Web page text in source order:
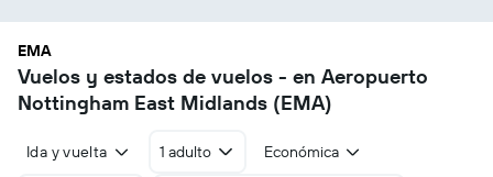
EMA
Vuelos y estados de vuelos - en Aeropuerto
Nottingham East Midlands (EMA)
Ida y vuelta 1 adulto Económica